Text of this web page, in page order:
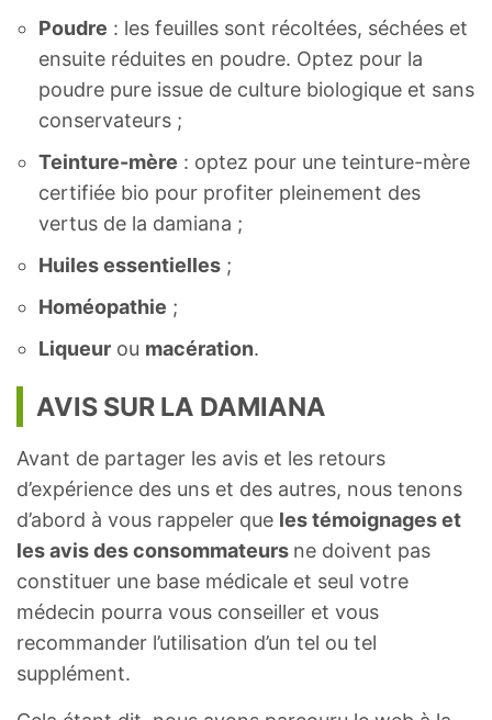
Poudre : les feuilles sont récoltées, séchées et
ensuite réduites en poudre. Optez pour la
poudre pure issue de culture biologique et sans
conservateurs ;
Teinture-mère : optez pour une teinture-mère
certifiée bio pour profiter pleinement des
vertus de la damiana ;
Huiles essentielles ;
Homéopathie ;
Liqueur ou macération.
AVIS SUR LA DAMIANA
Avant de partager les avis et les retours
d’expérience des uns et des autres, nous tenons
d’abord à vous rappeler que les témoignages et
les avis des consommateurs ne doivent pas
constituer une base médicale et seul votre
médecin pourra vous conseiller et vous
recommander l’utilisation d’un tel ou tel
supplément.